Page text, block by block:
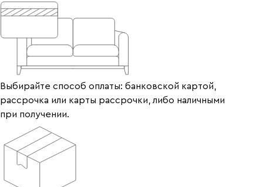
Выбирайте способ оплаты: банковской картой,
рассрочка или карты рассрочки, либо наличными
при получении.